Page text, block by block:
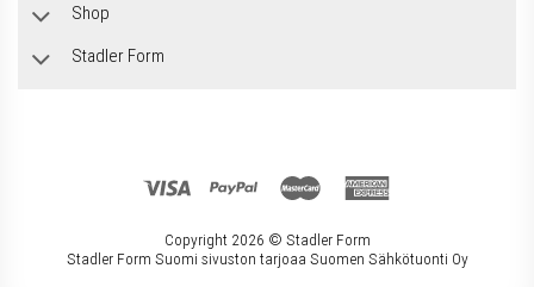
Shop
Stadler Form
Copyright 2026 © Stadler Form
Stadler Form Suomi sivuston tarjoaa Suomen Sähkötuonti Oy